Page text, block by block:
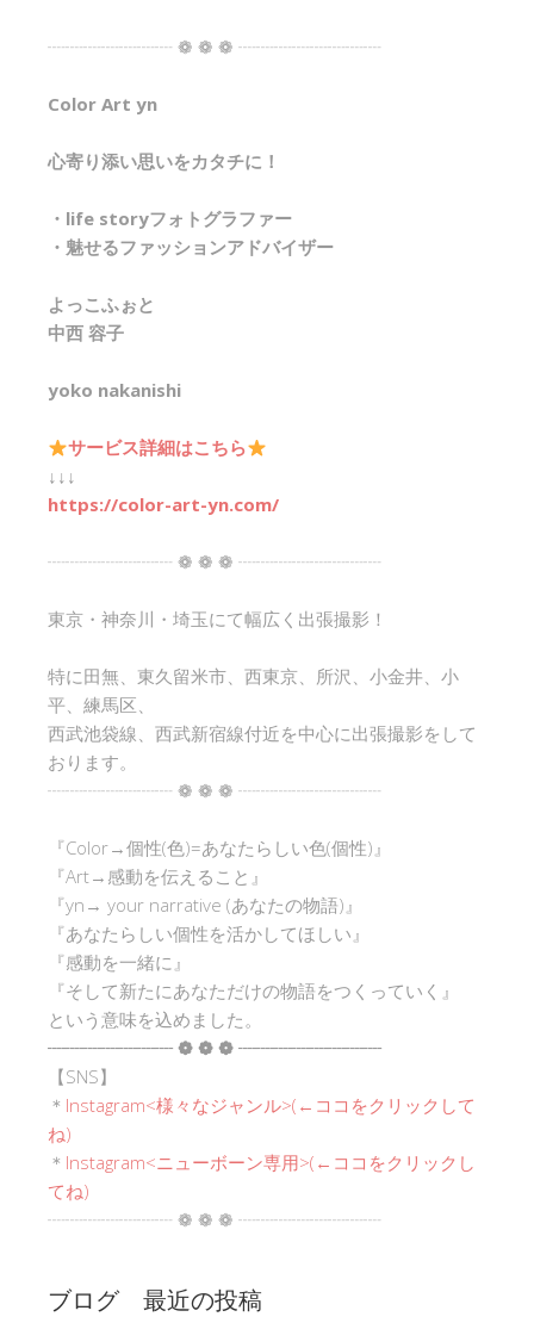
┈┈┈┈┈┈┈ ❁ ❁ ❁ ┈┈┈┈┈┈┈┈
Color Art yn
心寄り添い思いをカタチに！
・life storyフォトグラファー
・魅せるファッションアドバイザー
よっこふぉと
中西 容子
yoko nakanishi
サービス詳細はこちら
↓↓↓
https://color-art-yn.com/
┈┈┈┈┈┈┈ ❁ ❁ ❁ ┈┈┈┈┈┈┈┈
東京・神奈川・埼玉にて幅広く出張撮影！
特に田無、東久留米市、西東京、所沢、小金井、小
平、練馬区、
西武池袋線、西武新宿線付近を中心に出張撮影をして
おります。
┈┈┈┈┈┈┈ ❁ ❁ ❁ ┈┈┈┈┈┈┈┈
『Color→個性(色)=あなたらしい色(個性)』
『Art→感動を伝えること』
『yn→ your narrative (あなたの物語)』
『あなたらしい個性を活かしてほしい』
『感動を一緒に』
『そして新たにあなただけの物語をつくっていく』
という意味を込めました。
┈┈┈┈┈┈┈ ❁ ❁ ❁ ┈┈┈┈┈┈┈┈
【SNS】
＊ Instagram<様々なジャンル>(←ココをクリックして
ね)
＊ Instagram<ニューボーン専用>(←ココをクリックし
てね)
┈┈┈┈┈┈┈ ❁ ❁ ❁ ┈┈┈┈┈┈┈┈
ブログ 最近の投稿